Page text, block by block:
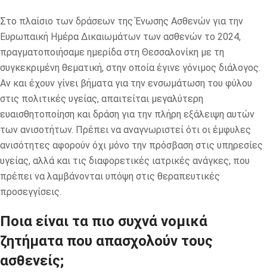
Στο πλαίσιο των δράσεων της Ένωσης Ασθενών για την
Ευρωπαική Ημέρα Δικαιωμάτων των ασθενών το 2024,
πραγματοποιήσαμε ημερίδα στη Θεσσαλονίκη με τη
συγκεκριμένη θεματική, στην οποία έγινε γόνιμος διάλογος.
Αν και έχουν γίνει βήματα για την ενσωμάτωση του φύλου
στις πολιτικές υγείας, απαιτείται μεγαλύτερη
ευαισθητοποίηση και δράση για την πλήρη εξάλειψη αυτών
των ανισοτήτων. Πρέπει να αναγνωριστεί ότι οι έμφυλες
ανισότητες αφορούν όχι μόνο την πρόσβαση στις υπηρεσίες
υγείας, αλλά και τις διαφορετικές ιατρικές ανάγκες, που
πρέπει να λαμβάνονται υπόψη στις θεραπευτικές
προσεγγίσεις.
Ποια είναι τα πιο συχνά νομικά
ζητήματα που απασχολούν τους
ασθενείς;